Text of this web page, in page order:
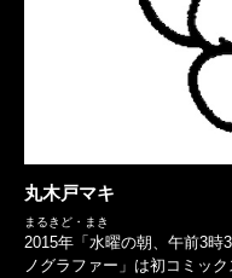
丸木戸マキ
まるきど・まき
2015年「水曜の朝、午前3時
ノグラファー」は初コミッ